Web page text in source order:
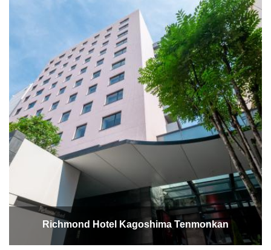
Richmond Hotel Kagoshima Tenmonkan